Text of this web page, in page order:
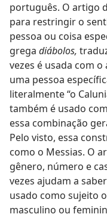
português. O artigo
para restringir o
pessoa ou coisa
grega diábolos,
vezes é usada com
uma pessoa
literalmente “o
também é usado
essa combinação
Pelo visto, essa
como o Messias. O
gênero, número e
vezes ajudam a
usado como sujeito
masculino ou